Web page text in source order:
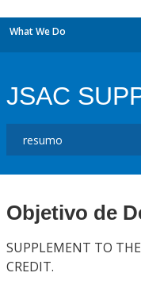
What We Do
JSAC
Objetivo de
SUPPLEMENT TO
CREDIT.